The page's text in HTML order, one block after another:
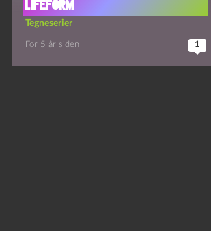
Lifeform
Tegneserier
For 5 år siden 1